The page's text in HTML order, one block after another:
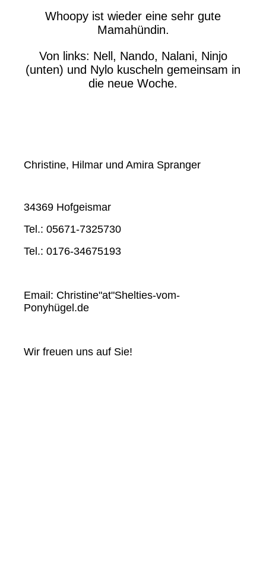
Whoopy ist wieder eine sehr gute
Mamahündin.
Von links: Nell, Nando, Nalani, Ninjo
(unten) und Nylo kuscheln gemeinsam in
die neue Woche.
Christine, Hilmar und Amira Spranger
34369 Hofgeismar
Tel.: 05671-7325730
Tel.: 0176-34675193
Email: Christine"at"Shelties-vom-
Ponyhügel.de
Wir freuen uns auf Sie!